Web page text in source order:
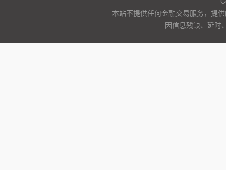
本站不提供任何金融交易服务，提
因信息残缺、延时